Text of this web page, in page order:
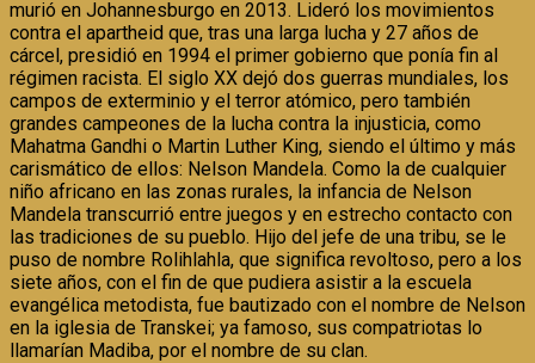
murió en Johannesburgo en 2013. Lideró los movimientos
contra el apartheid que, tras una larga lucha y 27 años de
cárcel, presidió en 1994 el primer gobierno que ponía fin al
régimen racista. El siglo XX dejó dos guerras mundiales, los
campos de exterminio y el terror atómico, pero también
grandes campeones de la lucha contra la injusticia, como
Mahatma Gandhi o Martin Luther King, siendo el último y más
carismático de ellos: Nelson Mandela. Como la de cualquier
niño africano en las zonas rurales, la infancia de Nelson
Mandela transcurrió entre juegos y en estrecho contacto con
las tradiciones de su pueblo. Hijo del jefe de una tribu, se le
puso de nombre Rolihlahla, que significa revoltoso, pero a los
siete años, con el fin de que pudiera asistir a la escuela
evangélica metodista, fue bautizado con el nombre de Nelson
en la iglesia de Transkei; ya famoso, sus compatriotas lo
llamarían Madiba, por el nombre de su clan.